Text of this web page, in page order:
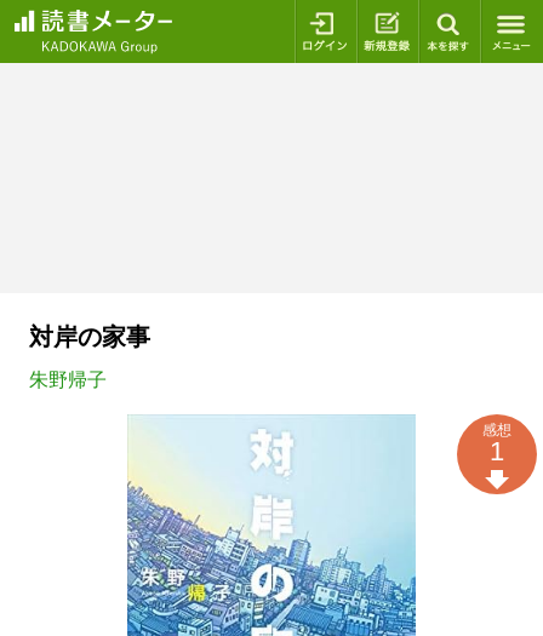
ログイン 新規登録
対岸の家事
朱野帰子
感想
1